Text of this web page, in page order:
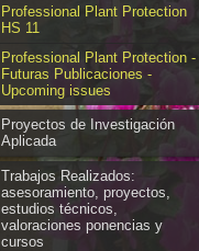
Professional Plant Protection
HS 11
Professional Plant Protection -
Futuras Publicaciones -
Upcoming issues
Proyectos de Investigación
Aplicada
Trabajos Realizados:
asesoramiento, proyectos,
estudios técnicos,
valoraciones ponencias y
cursos